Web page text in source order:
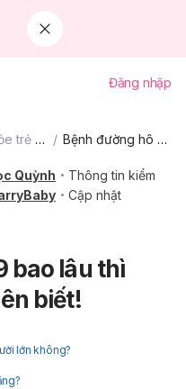
Đăng nhập
Sức khỏe trẻ em Bệnh đường hô hấp
Quỳnh
Thông tin kiểm
Cập nhật
bao lâu thì
biết!
lớn không?